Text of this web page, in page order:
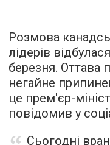
Розмова
лідерів
березня. Оттава
негайне
це прем'єр-
повідомив у
Сьогодні